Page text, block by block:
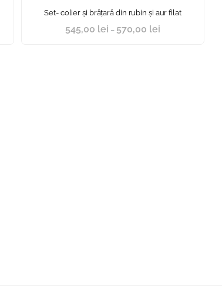
Set- colier și brățară din rubin și aur filat
545,00 lei – 570,00 lei